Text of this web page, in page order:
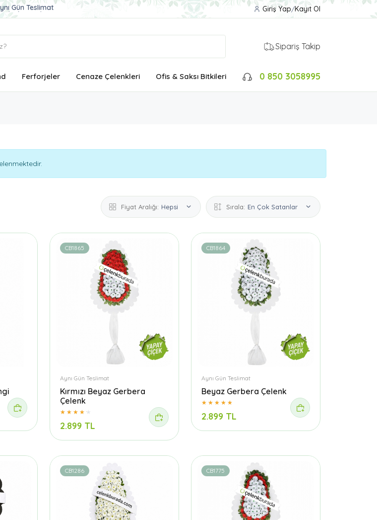
Gönder
Çelenk Siparişi
Gün Teslimat
Giriş Yap/Kayıt Ol
Sipariş Takip
Ferforjeler Cenaze Çelenkleri Ofis & Saksı Bitkileri 0 850 3058995
Fiyat Aralığı: Hepsi Sırala: En Çok Satanlar
CB1865
Aynı Gün Teslimat
Kırmızı Beyaz Gerbera
Çelenk
2.899 TL
CB1864
Aynı Gün Teslimat
Beyaz Gerbera Çelenk
2.899 TL
CB1286 CB1775